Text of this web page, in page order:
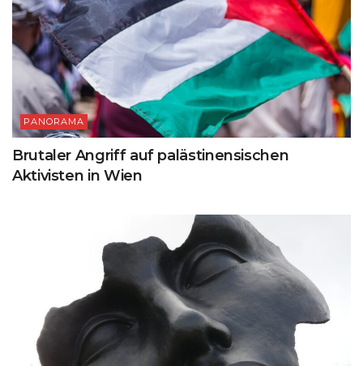
PANORAMA
Brutaler Angriff auf palästinensischen
Aktivisten in Wien